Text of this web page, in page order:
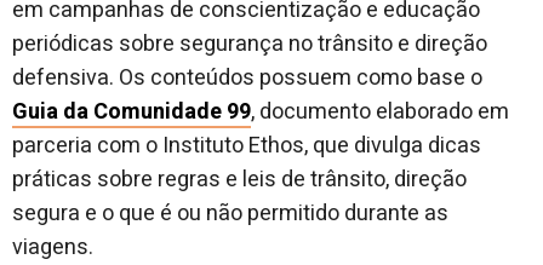
em campanhas de conscientização e educação
periódicas sobre segurança no trânsito e direção
defensiva. Os conteúdos possuem como base o
Guia da Comunidade 99, documento elaborado em
parceria com o Instituto Ethos, que divulga dicas
práticas sobre regras e leis de trânsito, direção
segura e o que é ou não permitido durante as
viagens.